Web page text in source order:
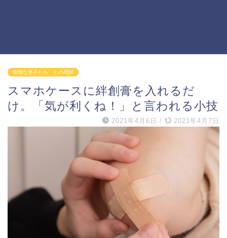
聡明な息子たち、との死闘
スマホケースに絆創膏を入れるだ
け。「気が利くね！」と言われる小技
2021年4月6日 / 2021年4月7日